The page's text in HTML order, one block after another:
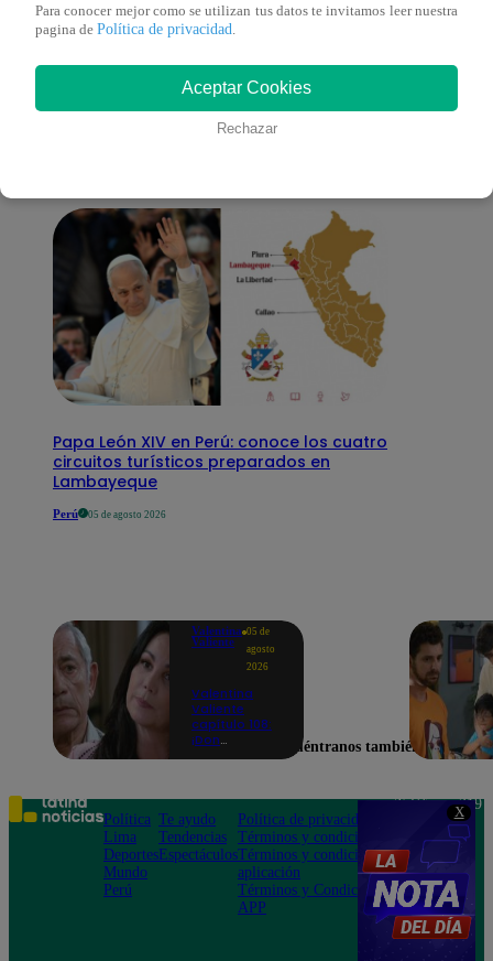
X
También te puede
interesar
Papa León XIV en Perú: conoce los cuatro
circuitos turísticos preparados en
Lambayeque
Perú 05 de agosto 2026
Valentina
Valiente
05 de
agosto
2026
Valentina
Valiente
capítulo 108:
¡Don
Frida tras
descubrir una
contradicción
en una
conversación!
Para conocer mejor como se utilizan tus datos te invitamos leer nuestra
pagina de Política de privacidad
Aceptar Cookies
Rechazar
Encuéntranos también en
Política
Lima
Deportes
Mundo
Perú
Te ayudo
Tendencias
Espectáculos
Política de privacidad
Términos y condiciones
Términos y condiciones
aplicación
Términos y Condiciones
APP
Teléfono: 219
Av. San
Felipe 968
Jesús María